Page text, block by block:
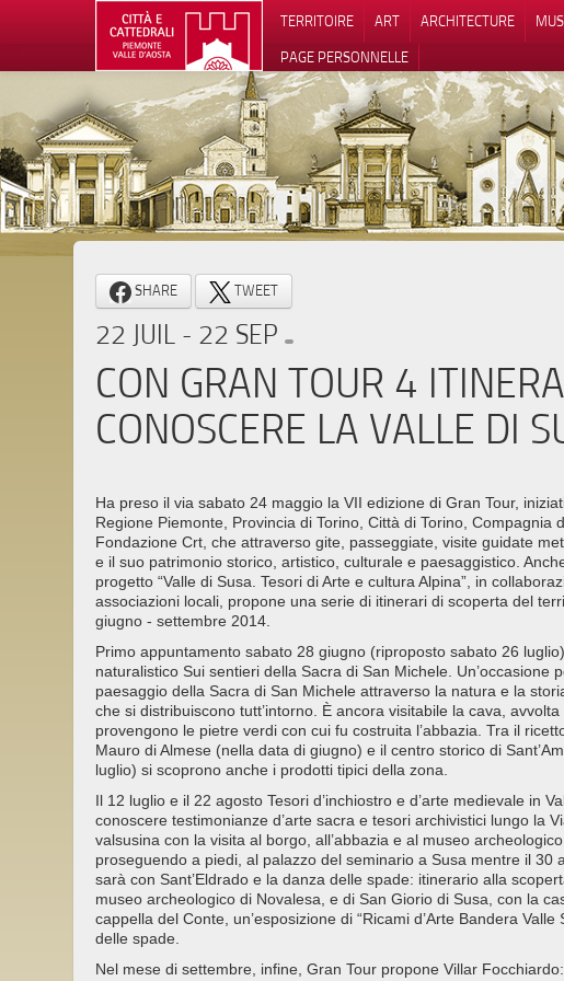
TERRITOIRE ART ARCHITECTURE
PAGE PERSONNELLE
SHARE TWEET
22 JUIL - 22 SEP
CON GRAN TOUR 4
CONOSCERE LA VALLE DI
Ha preso il via sabato 24 maggio la VII edizione di Gran Tour,
Regione Piemonte, Provincia di Torino, Città di Torino, Compagnia
Fondazione Crt, che attraverso gite, passeggiate, visite guidate
e il suo patrimonio storico, artistico, culturale e paesaggistico.
progetto “Valle di Susa. Tesori di Arte e cultura Alpina”, in
associazioni locali, propone una serie di itinerari di scoperta del
giugno - settembre 2014.
Primo appuntamento sabato 28 giugno (riproposto sabato 26
naturalistico Sui sentieri della Sacra di San Michele. Un’occasione
paesaggio della Sacra di San Michele attraverso la natura e la
che si distribuiscono tutt’intorno. È ancora visitabile la cava,
provengono le pietre verdi con cui fu costruita l’abbazia. Tra il
Mauro di Almese (nella data di giugno) e il centro storico di
luglio) si scoprono anche i prodotti tipici della zona.
Il 12 luglio e il 22 agosto Tesori d’inchiostro e d’arte medievale in
conoscere testimonianze d’arte sacra e tesori archivistici lungo la
valsusina con la visita al borgo, all’abbazia e al museo
proseguendo a piedi, al palazzo del seminario a Susa mentre il 30
sarà con Sant’Eldrado e la danza delle spade: itinerario alla
museo archeologico di Novalesa, e di San Giorio di Susa, con la
cappella del Conte, un’esposizione di “Ricami d’Arte Bandera Valle
delle spade.
Nel mese di settembre, infine, Gran Tour propone Villar